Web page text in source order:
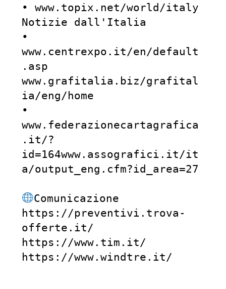
• www.topix.net/world/italy
Notizie dall'Italia
•
www.centrexpo.it/en/default
.asp
www.grafitalia.biz/grafital
ia/eng/home
•
www.federazionecartagrafica
.it/?
id=164www.assografici.it/it
a/output_eng.cfm?id_area=27
Comunicazione
https://preventivi.trova-
offerte.it/
https://www.tim.it/
https://www.windtre.it/